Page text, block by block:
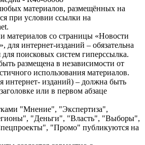
материалов, размещённых на
при условии ссылки на
материалов со страницы «Новости
для интернет-изданий – обязательна
для поисковых систем гиперссылка.
размещена в независимости от
использования материалов.
интернет- изданий) – должна быть
или в первом абзаце
"Мнение", "Экспертиза",
"Деньги", "Власть", "Выборы",
"Промо" публикуются на